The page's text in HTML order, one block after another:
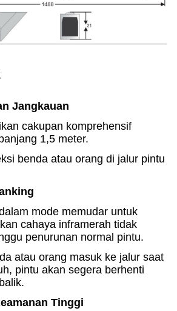
Jangkauan
cakupan komprehensif
1,5 meter.
benda atau orang di jalur pintu
mode memudar untuk
cahaya inframerah tidak
penurunan normal pintu.
atau orang masuk ke jalur saat
pintu akan segera berhenti
Tinggi